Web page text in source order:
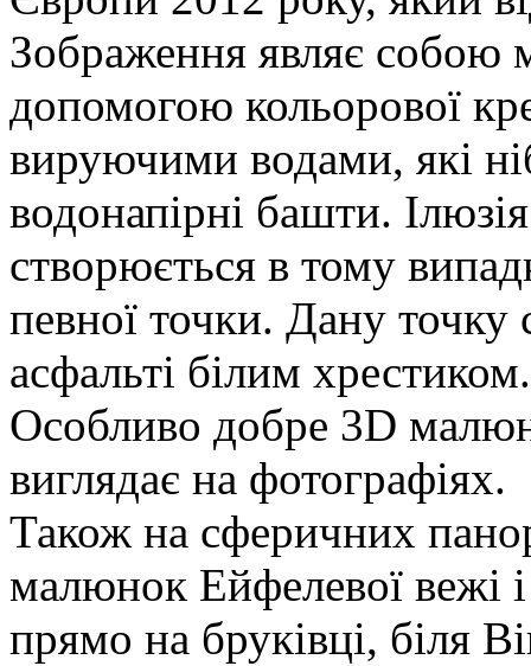
Зображення являє собою
допомогою кольорової
вируючими водами, які
водонапірні башти.
створюється в тому
певної точки. Дану точку
асфальті білим хрестиком.
Особливо добре 3D
виглядає на фотографіях.
Також на сферичних
малюнок Ейфелевої вежі
прямо на бруківці, біля